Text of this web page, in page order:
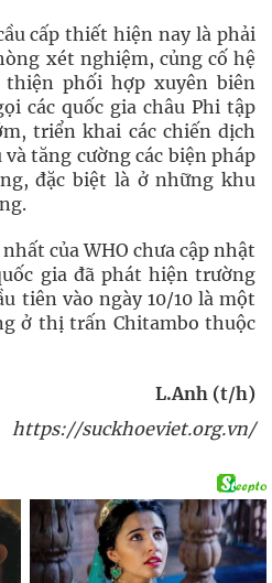
cấp thiết hiện nay là phải
xét nghiệm, củng cố hệ
phối hợp xuyên biên
các quốc gia châu Phi tập
triển khai các chiến dịch
tăng cường các biện pháp
đặc biệt là ở những khu
của WHO chưa cập nhật
gia đã phát hiện trường
tiên vào ngày 10/10 là một
ở thị trấn Chitambo thuộc
L.Anh (t/h)
https://suckhoeviet.org.vn/